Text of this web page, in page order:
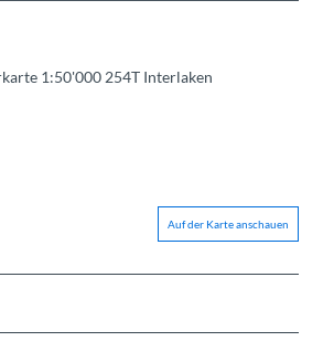
1:50'000 254T Interlaken
Auf der Karte anschauen